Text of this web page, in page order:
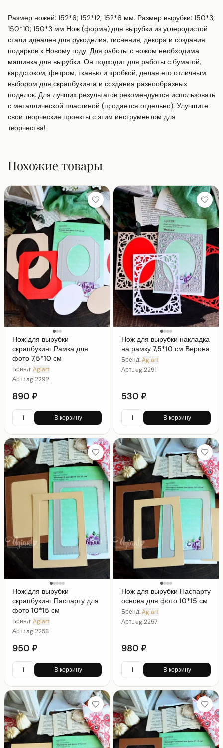
Размер ножей: 152*6; 152*12; 152*6 мм. Размер вырубки: 150*3;
150*10; 150*3 мм Нож (форма) для вырубки из углеродистой
стали идеален для рукоделия, тиснения, декора и создания
подарков к Новому году. Для работы с ножом необходима
машинка для вырубки. Он подходит для работы с бумагой,
кардстоком, фетром, тканью и пробкой, делая его отличным
выбором для скрапбукинга и создания разнообразных
поделок. Для лучших результатов рекомендуется использовать
с металлической пластиной (продается отдельно). Улучшите
свои творческие проекты с этим инструментом для
творчества!
Похожие товары
Нож для вырубки
скрапбукинг Рамка для
фото 7,5*10 см
Бренд:Agiart
Арт.:agi2292
890 ₽
В корзину
Нож для вырубки накладка
на рамку 7,5*10 см Верона
Бренд:Agiart
Арт.:agi2291
530 ₽
В корзину
Нож для вырубки
скрапбукинг Паспарту для
фото 10*15 см
Бренд:Agiart
Арт.:agi2258
950 ₽
В корзину
Нож для вырубки Паспарту
основа для фото 10*15 см
Бренд:Agiart
Арт.:agi2257
980 ₽
В корзину